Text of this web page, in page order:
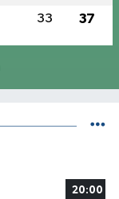
33 37
20:00